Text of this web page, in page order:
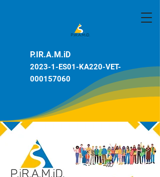
P.IR.A.M.iD
2023-1-ES01-KA220-VET-
000157060